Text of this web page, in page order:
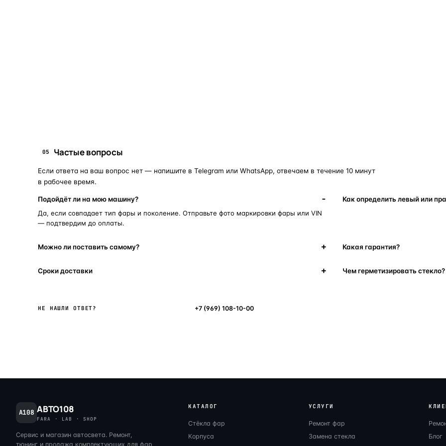
05 Частые вопросы
Если ответа на ваш вопрос нет — напишите в Telegram или WhatsApp, отвечаем в течение 10 минут
в рабочее время.
Подойдёт ли на мою машину?
Да, если совпадает тип фары и поколение. Отправьте фото маркировки фары или VIN
— подтвердим до оплаты.
Как определить левый или
Можно ли поставить самому? Какая гарантия?
Сроки доставки Чем герметизировать стекло?
НЕ НАШЛИ ОТВЕТ? +7 (969) 108-10-00
A108 АВТО108
FARA · LAB · SHOP
Сервис и магазин автосвета. Ремонт,
тюнинг и продажа комплектующих для фар
КАТАЛОГ
Стёкла фар
Корпуса
УСЛУГИ
Ремонт фар
Замена стекла
Блог